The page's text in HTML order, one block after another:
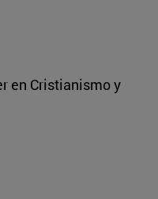
en Cristianismo y